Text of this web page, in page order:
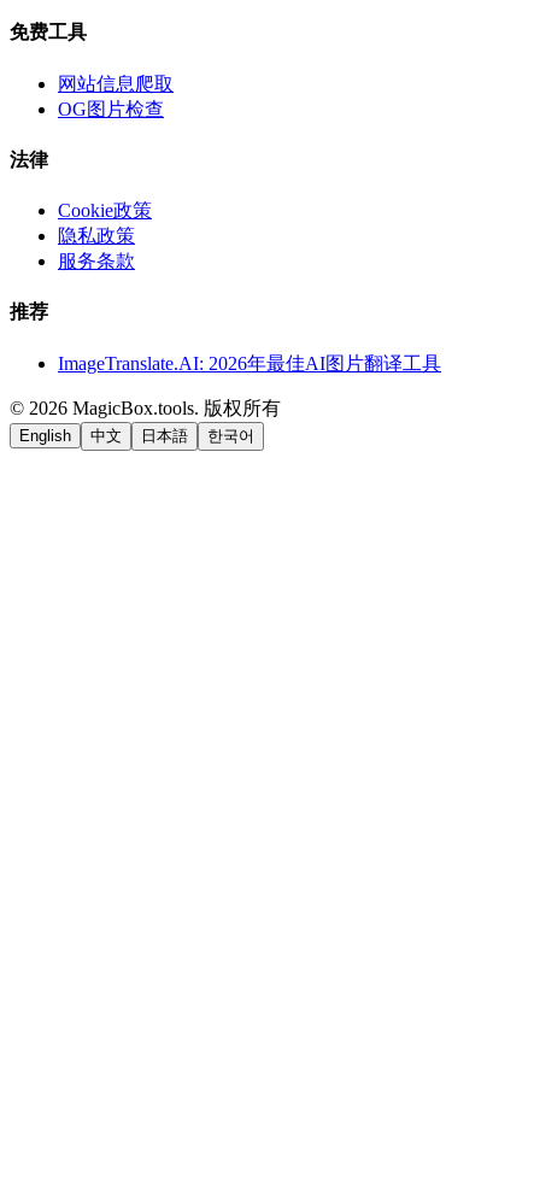
免费工具
网站信息爬取
OG图片检查
法律
Cookie政策
隐私政策
服务条款
推荐
ImageTranslate.AI: 2026年最佳AI图片翻译工具
© 2026 MagicBox.tools. 版权所有
English 中文 日本語 한국어